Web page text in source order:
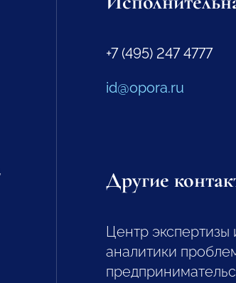
+7 (495) 247 4777
id@opora.ru
Другие
Центр экспертизы
аналитики